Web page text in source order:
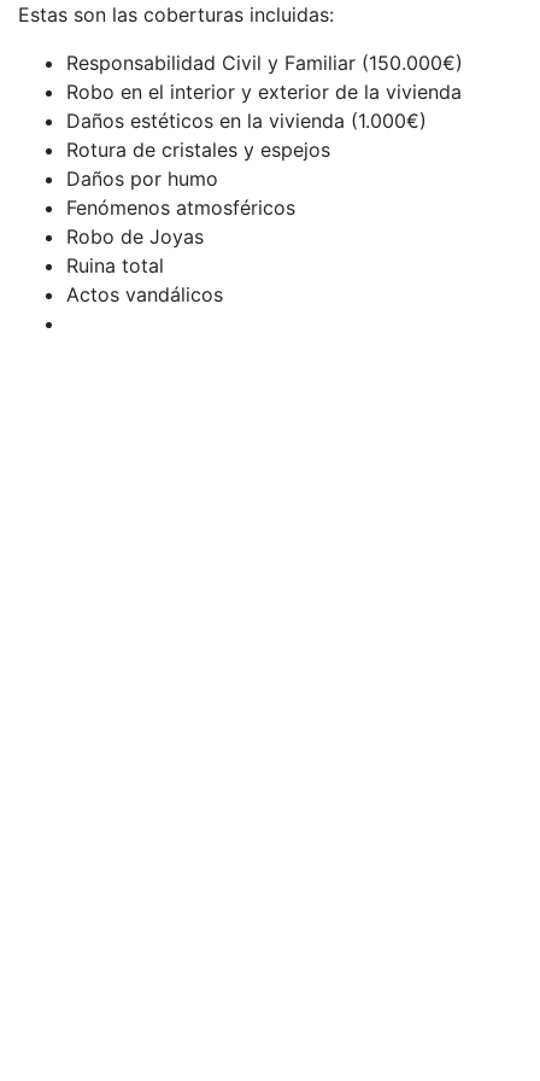
Estas son las coberturas incluidas:
Responsabilidad Civil y Familiar (150.000€)
Robo en el interior y exterior de la vivienda
Daños estéticos en la vivienda (1.000€)
Rotura de cristales y espejos
Daños por humo
Fenómenos atmosféricos
Robo de Joyas
Ruina total
Actos vandálicos